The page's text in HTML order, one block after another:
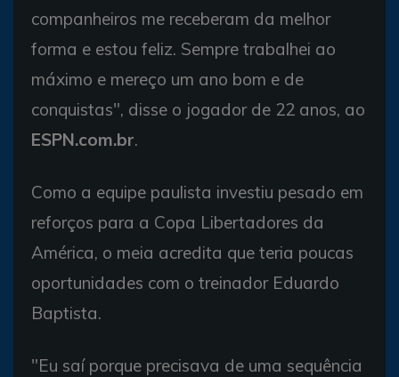
companheiros me receberam da melhor
forma e estou feliz. Sempre trabalhei ao
máximo e mereço um ano bom e de
conquistas", disse o jogador de 22 anos, ao
ESPN.com.br.
Como a equipe paulista investiu pesado em
reforços para a Copa Libertadores da
América, o meia acredita que teria poucas
oportunidades com o treinador Eduardo
Baptista.
"Eu saí porque precisava de uma sequência